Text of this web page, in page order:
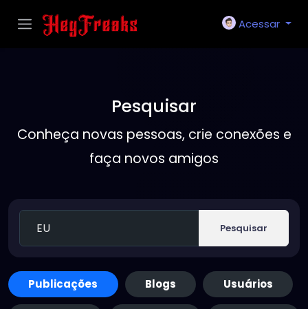
Acessar
Pesquisar
Conheça novas pessoas, crie conexões e
faça novos amigos
Pesquisar
Publicações Blogs Usuários